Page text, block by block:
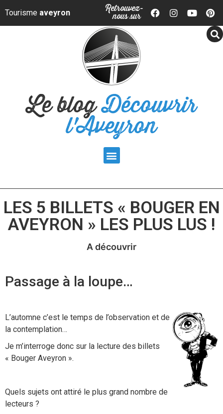
Panneau de gestion des cookies
Tourisme aveyron Retrouvez-
nous sur
Le blogDécouvrir
l'Aveyron
LES 5 BILLETS « BOUGER EN
AVEYRON » LES PLUS LUS !
A découvrir
Passage à la loupe…
L’automne c’est le temps de l’observation et de
la contemplation…
Je m’interroge donc sur la lecture des billets
« Bouger Aveyron ».
Quels sujets ont attiré le plus grand nombre de
lecteurs ?